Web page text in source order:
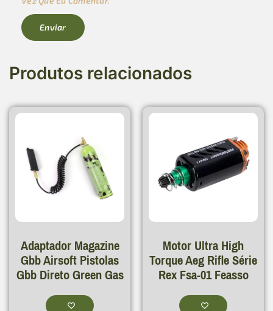
Produtos relacionados
Adaptador Magazine
Gbb Airsoft Pistolas
Gbb Direto Green Gas
Motor Ultra High
Torque Aeg Rifle Série
Rex Fsa-01 Feasso